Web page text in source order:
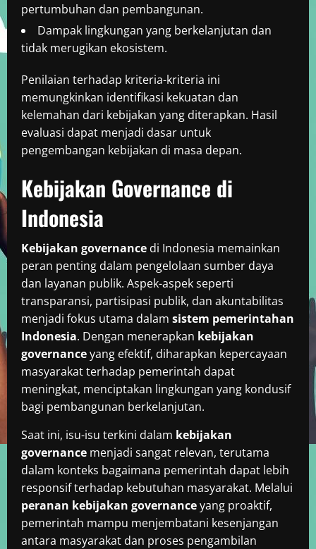
pertumbuhan dan pembangunan.
Dampak lingkungan yang berkelanjutan dan
tidak merugikan ekosistem.
Penilaian terhadap kriteria-kriteria ini
memungkinkan identifikasi kekuatan dan
kelemahan dari kebijakan yang diterapkan. Hasil
evaluasi dapat menjadi dasar untuk
pengembangan kebijakan di masa depan.
Kebijakan Governance di
Indonesia
Kebijakan governance di Indonesia memainkan
peran penting dalam pengelolaan sumber daya
dan layanan publik. Aspek-aspek seperti
transparansi, partisipasi publik, dan akuntabilitas
menjadi fokus utama dalam sistem pemerintahan
Indonesia. Dengan menerapkan kebijakan
governanceyang efektif, diharapkan kepercayaan
masyarakat terhadap pemerintah dapat
meningkat, menciptakan lingkungan yang kondusif
bagi pembangunan berkelanjutan.
Saat ini, isu-isu terkini dalam kebijakan
governance menjadi sangat relevan, terutama
dalam konteks bagaimana pemerintah dapat lebih
responsif terhadap kebutuhan masyarakat. Melalui
peranan kebijakan governanceyang proaktif,
pemerintah mampu menjembatani kesenjangan
antara masyarakat dan proses pengambilan